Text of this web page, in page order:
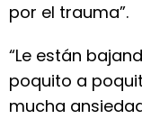
por el trauma”.
“Le están
poquito a
mucha